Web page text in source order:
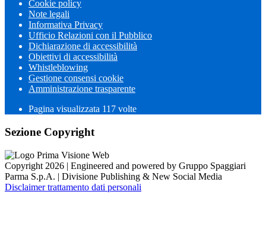
Cookie policy
Note legali
Informativa Privacy
Ufficio Relazioni con il Pubblico
Dichiarazione di accessibilità
Obiettivi di accessibilità
Whistleblowing
Gestione consensi cookie
Amministrazione trasparente
Pagina visualizzata 117 volte
Sezione Copyright
Copyright 2026 | Engineered and powered by Gruppo Spaggiari
Parma S.p.A. | Divisione Publishing & New Social Media
Disclaimer trattamento dati personali